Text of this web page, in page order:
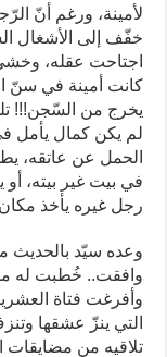
لأمينة، ورغم أنّ
اجتاحت عقله، وخشي
يخرج من السّجن!!!
لم يكن كمال يأمل
الحمل عن عاتقه،
في بيت غير بيته،
رجل غيره يأخذ مكان
وعده سيّد بالحديث
وافقت.. خُطبت له
وأفرغت فتاة
التي ينزّ عشقها
تلاقيه من مضايقات